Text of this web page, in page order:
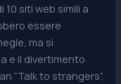
siti web simili a
essere
ma si
e il divertimento
“Talk to strangers”,